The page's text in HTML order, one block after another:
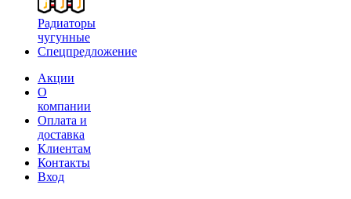
Радиаторы
чугунные
Спецпредложение
Акции
О
компании
Оплата и
доставка
Клиентам
Контакты
Вход